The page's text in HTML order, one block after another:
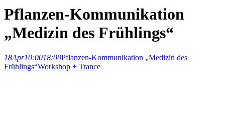
Pflanzen-Kommunikation
„Medizin des Frühlings“
18Apr10:0018:00Pflanzen-Kommunikation „Medizin des
Frühlings“Workshop + Trance